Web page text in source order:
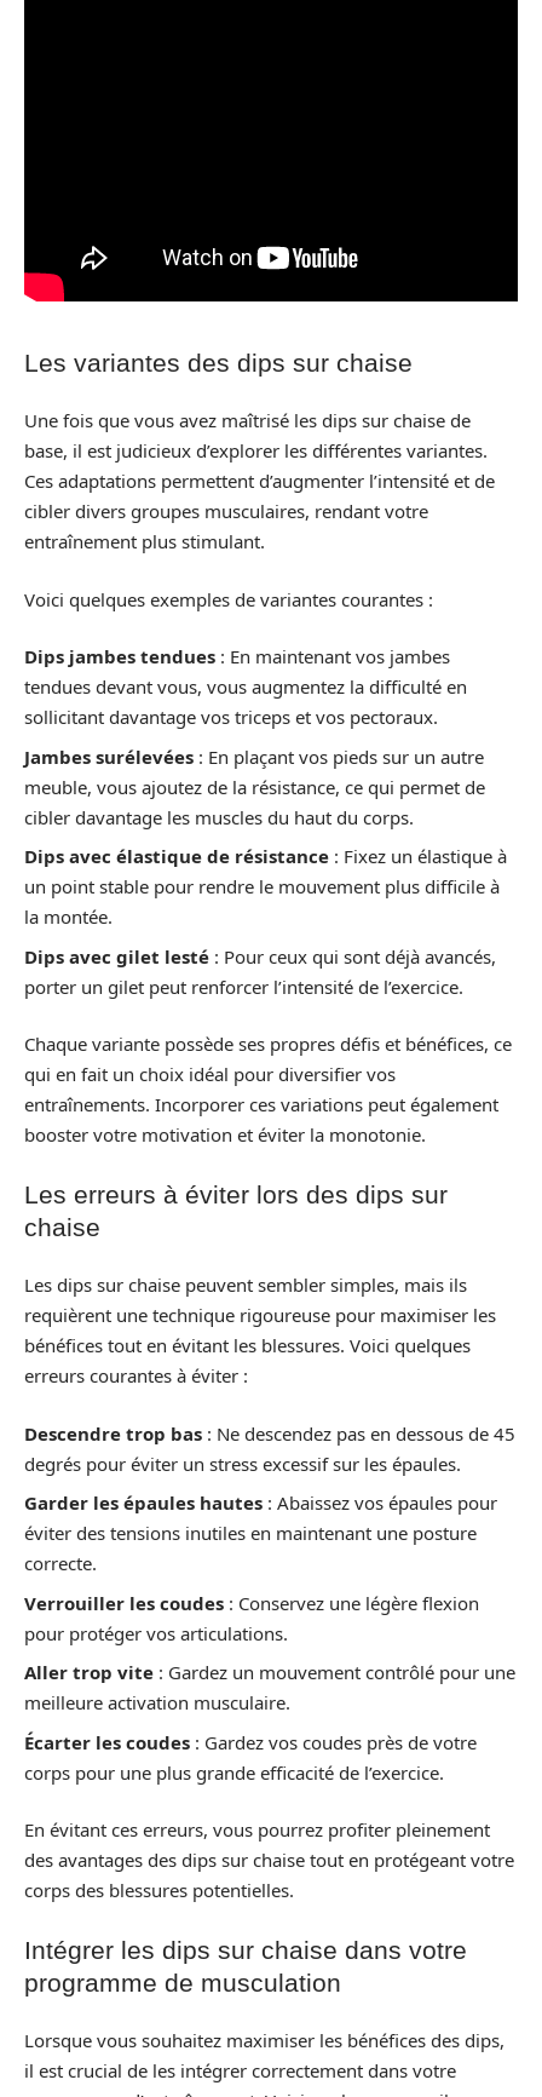
Les variantes des dips sur chaise
Une fois que vous avez maîtrisé les dips sur chaise de
base, il est judicieux d’explorer les différentes variantes.
Ces adaptations permettent d’augmenter l’intensité et de
cibler divers groupes musculaires, rendant votre
entraînement plus stimulant.
Voici quelques exemples de variantes courantes :
Dips jambes tendues : En maintenant vos jambes
tendues devant vous, vous augmentez la difficulté en
sollicitant davantage vos triceps et vos pectoraux.
Jambes surélevées : En plaçant vos pieds sur un autre
meuble, vous ajoutez de la résistance, ce qui permet de
cibler davantage les muscles du haut du corps.
Dips avec élastique de résistance : Fixez un élastique à
un point stable pour rendre le mouvement plus difficile à
la montée.
Dips avec gilet lesté : Pour ceux qui sont déjà avancés,
porter un gilet peut renforcer l’intensité de l’exercice.
Chaque variante possède ses propres défis et bénéfices, ce
qui en fait un choix idéal pour diversifier vos
entraînements. Incorporer ces variations peut également
booster votre motivation et éviter la monotonie.
Les erreurs à éviter lors des dips sur
chaise
Les dips sur chaise peuvent sembler simples, mais ils
requièrent une technique rigoureuse pour maximiser les
bénéfices tout en évitant les blessures. Voici quelques
erreurs courantes à éviter :
Descendre trop bas : Ne descendez pas en dessous de 45
degrés pour éviter un stress excessif sur les épaules.
Garder les épaules hautes : Abaissez vos épaules pour
éviter des tensions inutiles en maintenant une posture
correcte.
Verrouiller les coudes : Conservez une légère flexion
pour protéger vos articulations.
Aller trop vite : Gardez un mouvement contrôlé pour une
meilleure activation musculaire.
Écarter les coudes : Gardez vos coudes près de votre
corps pour une plus grande efficacité de l’exercice.
En évitant ces erreurs, vous pourrez profiter pleinement
des avantages des dips sur chaise tout en protégeant votre
corps des blessures potentielles.
Intégrer les dips sur chaise dans votre
programme de musculation
Lorsque vous souhaitez maximiser les bénéfices des dips,
il est crucial de les intégrer correctement dans votre